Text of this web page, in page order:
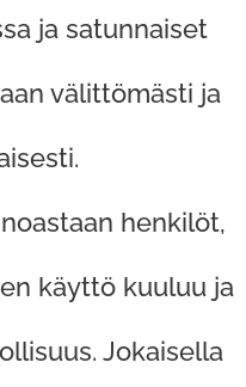
ja satunnaiset
välittömästi ja
henkilöt,
käyttö kuuluu ja
Jokaisella